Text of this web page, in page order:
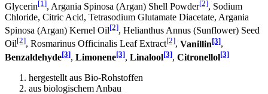
Glycerin[1], Argania Spinosa (Argan) Shell Powder[2], Sodium
Chloride, Citric Acid, Tetrasodium Glutamate Diacetate, Argania
Spinosa (Argan) Kernel Oil[2], Helianthus Annus (Sunflower) Seed
Oil[2], Rosmarinus Officinalis Leaf Extract[2], Vanillin[3],
Benzaldehyde[3], Limonene[3], Linalool[3], Citronellol[3]
hergestellt aus Bio-Rohstoffen
aus biologischem Anbau